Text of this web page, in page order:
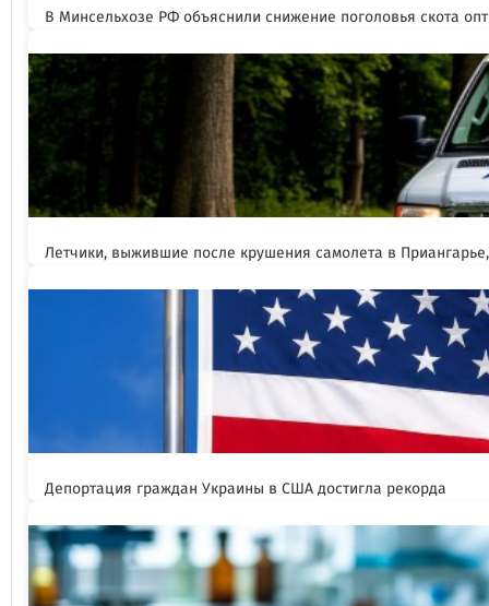
В Минсельхозе РФ объяснили снижение поголовья скота
Летчики, выжившие после крушения самолета в
Депортация граждан Украины в США достигла рекорда